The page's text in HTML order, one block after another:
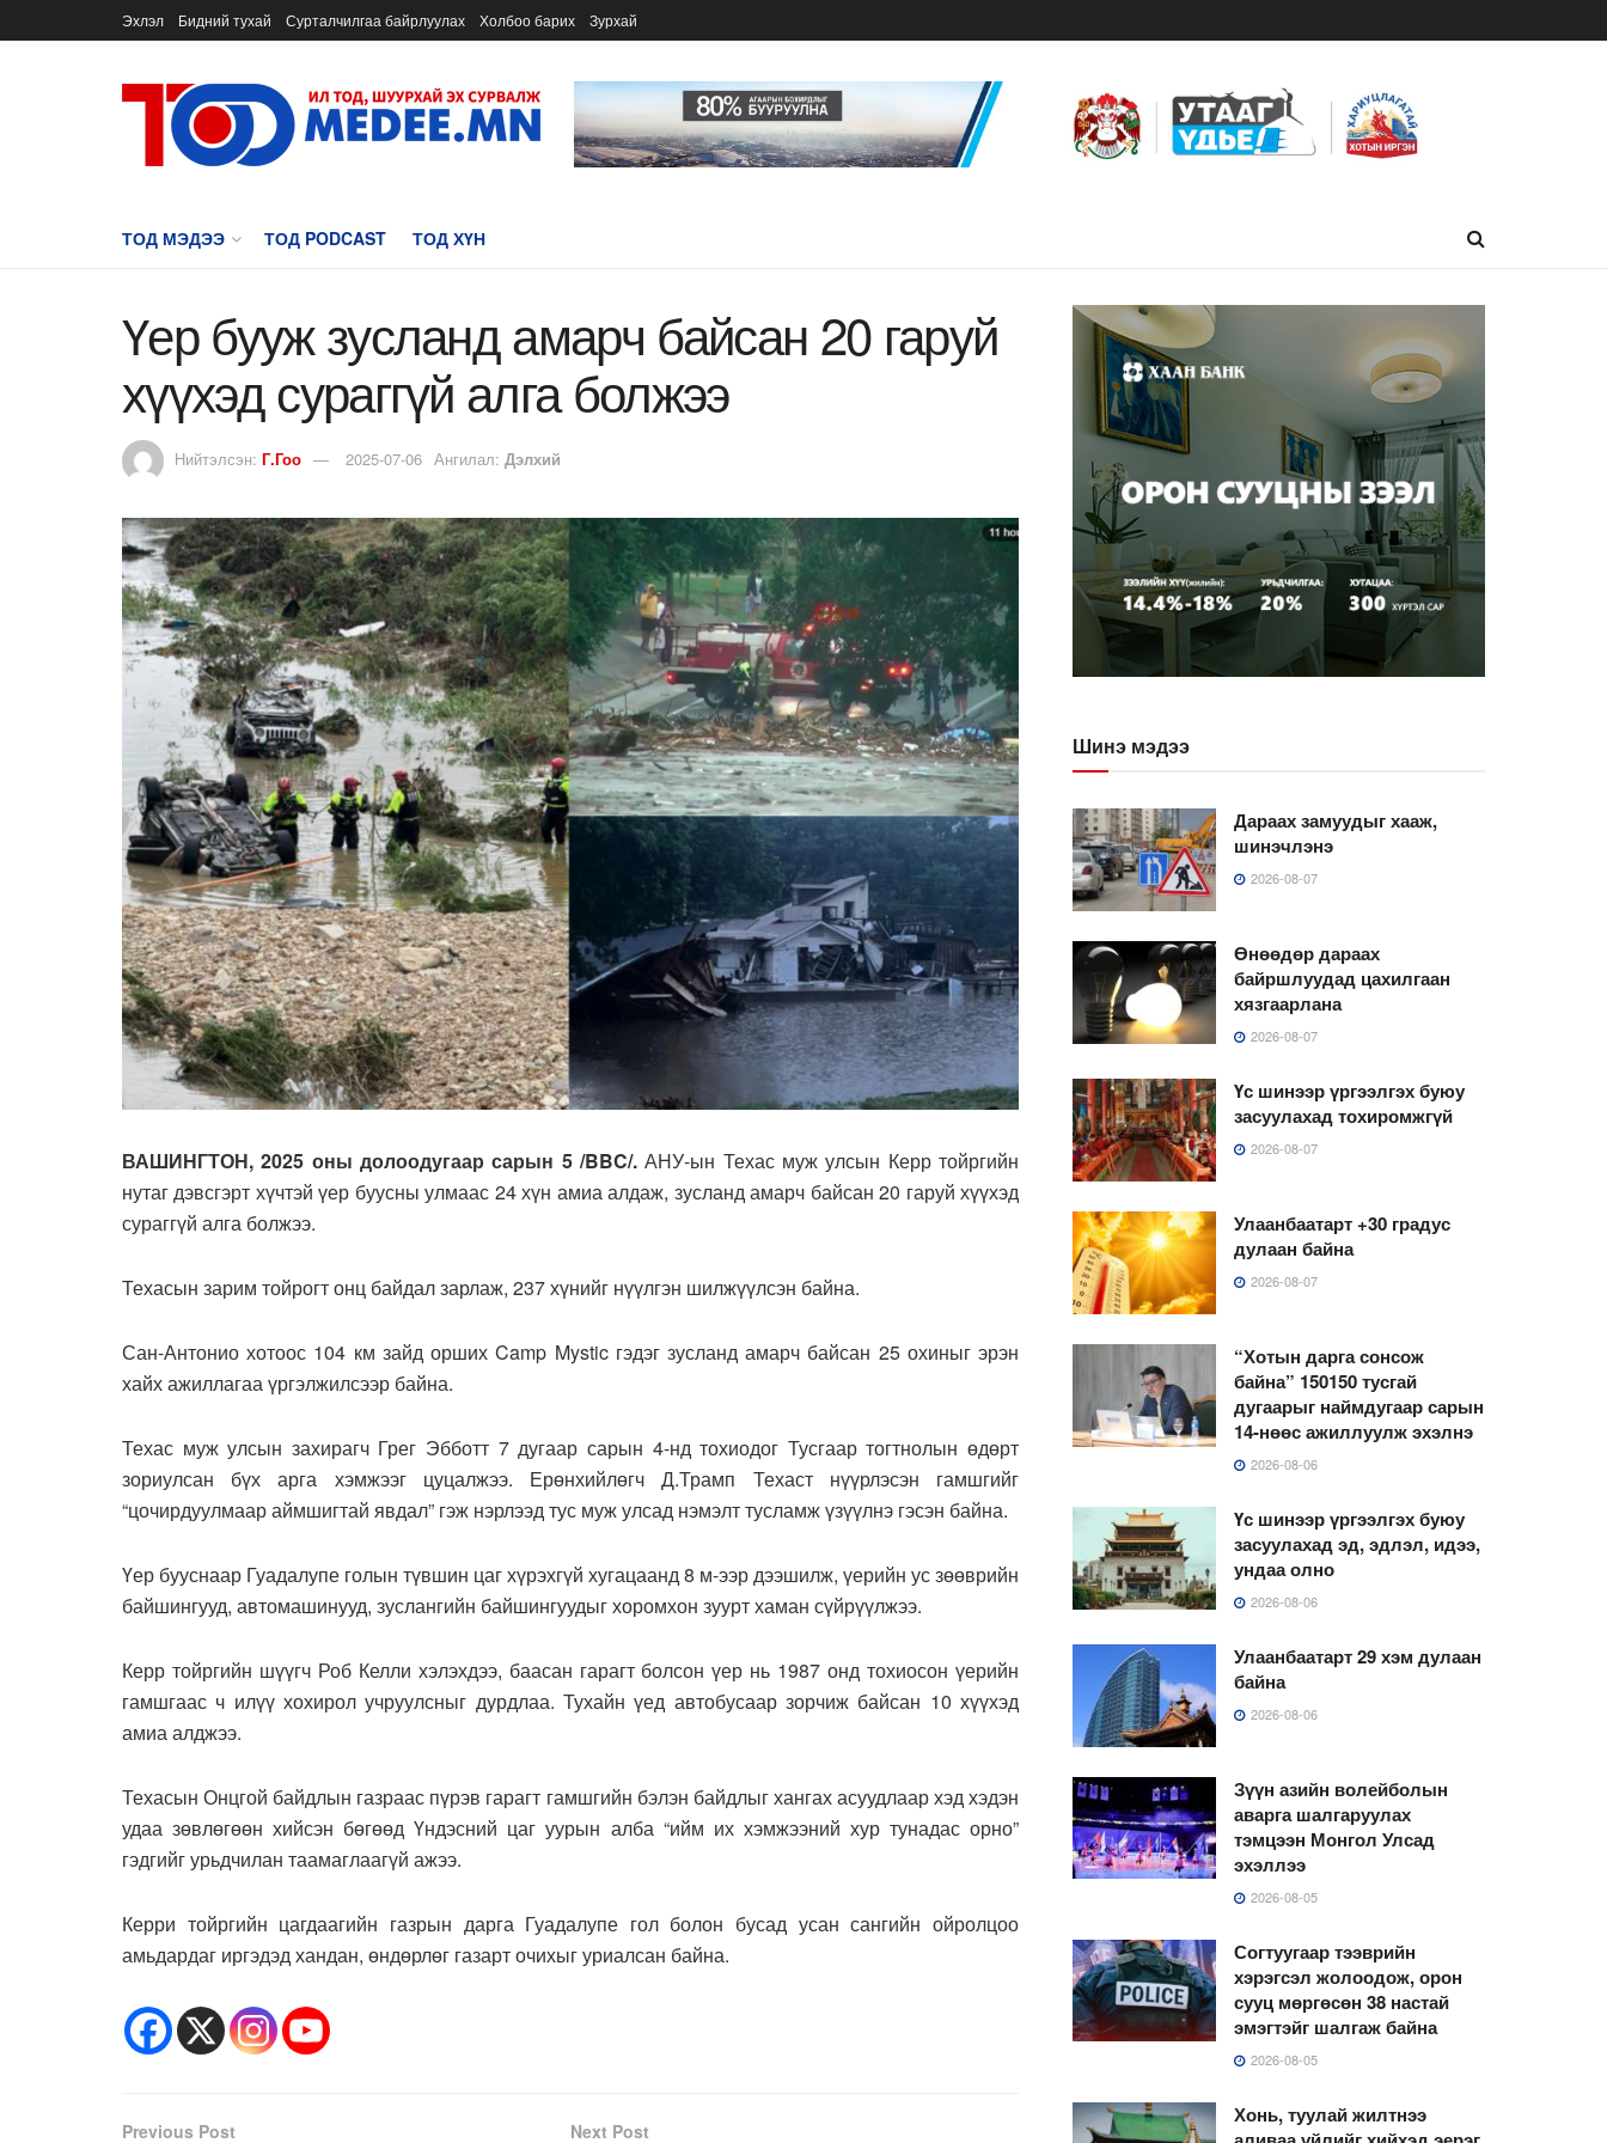
Эхлэл Бидний тухай Сурталчилгаа байрлуулах Холбоо барих Зурхай
ТОД МЭДЭЭ ТОД PODCAST ТОД ХҮН
Үер бууж зусланд амарч байсан 20 гаруй
хүүхэд сураггүй алга болжээ
Нийтэлсэн: Г.Гоо 2025-07-06 Ангилал: Дэлхий
ВАШИНГТОН, 2025 оны долоодугаар сарын 5 /BBC/.АНУ-ын Техас муж улсын Керр тойргийн
нутаг дэвсгэрт хүчтэй үер буусны улмаас 24 хүн амиа алдаж, зусланд амарч байсан 20 гаруй хүүхэд
сураггүй алга болжээ.
Техасын зарим тойрогт онц байдал зарлаж, 237 хүнийг нүүлгэн шилжүүлсэн байна.
Сан-Антонио хотоос 104 км зайд орших Camp Mystic гэдэг зусланд амарч байсан 25 охиныг эрэн
хайх ажиллагаа үргэлжилсээр байна.
Техас муж улсын захирагч Грег Эбботт 7 дугаар сарын 4-нд тохиодог Тусгаар тогтнолын өдөрт
зориулсан бүх арга хэмжээг цуцалжээ. Ерөнхийлөгч Д.Трамп Техаст нүүрлэсэн гамшгийг
“цочирдуулмаар аймшигтай явдал” гэж нэрлээд тус муж улсад нэмэлт тусламж үзүүлнэ гэсэн байна.
Үер бууснаар Гуадалупе голын түвшин цаг хүрэхгүй хугацаанд 8 м-ээр дээшилж, үерийн ус зөөврийн
байшингууд, автомашинууд, зуслангийн байшингуудыг хоромхон зуурт хаман сүйрүүлжээ.
Керр тойргийн шүүгч Роб Келли хэлэхдээ, баасан гарагт болсон үер нь 1987 онд тохиосон үерийн
гамшгаас ч илүү хохирол учруулсныг дурдлаа. Тухайн үед автобусаар зорчиж байсан 10 хүүхэд
амиа алджээ.
Техасын Онцгой байдлын газраас пүрэв гарагт гамшгийн бэлэн байдлыг хангах асуудлаар хэд хэдэн
удаа зөвлөгөөн хийсэн бөгөөд Үндэсний цаг уурын алба “ийм их хэмжээний хур тунадас орно”
гэдгийг урьдчилан таамаглаагүй ажээ.
Керри тойргийн цагдаагийн газрын дарга Гуадалупе гол болон бусад усан сангийн ойролцоо
амьдардаг иргэдэд хандан, өндөрлөг газарт очихыг уриалсан байна.
Previous Post Next Post
Шинэ мэдээ
Дараах замуудыг хааж,
шинэчлэнэ
2026-08-07
Өнөөдөр дараах
байршлуудад цахилгаан
хязгаарлана
2026-08-07
Үс шинээр үргээлгэх буюу
засуулахад тохиромжгүй
2026-08-07
Улаанбаатарт +30 градус
дулаан байна
2026-08-07
“Хотын дарга сонсож
байна” 150150 тусгай
дугаарыг наймдугаар сарын
14-нөөс ажиллуулж эхэлнэ
2026-08-06
Үс шинээр үргээлгэх буюу
засуулахад эд, эдлэл, идээ,
ундаа олно
2026-08-06
Улаанбаатарт 29 хэм дулаан
байна
2026-08-06
Зүүн азийн волейболын
аварга шалгаруулах
тэмцээн Монгол Улсад
эхэллээ
2026-08-05
Согтуугаар тээврийн
хэрэгсэл жолоодож, орон
сууц мөргөсөн 38 настай
эмэгтэйг шалгаж байна
2026-08-05
Хонь, туулай жилтнээ